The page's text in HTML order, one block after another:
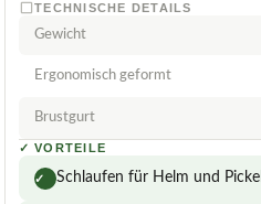
TECHNISCHE DETAILS
Gewicht
Ergonomisch geformt
Brustgurt
✓ VORTEILE
✓ Schlaufen für Helm und Pickel